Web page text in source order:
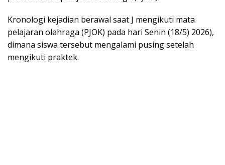
Kronologi kejadian berawal saat J mengikuti mata
pelajaran olahraga (PJOK) pada hari Senin (18/5) 2026),
dimana siswa tersebut mengalami pusing setelah
mengikuti praktek.